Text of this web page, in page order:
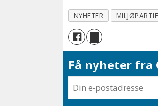
NYHETER
Få nyheter fra